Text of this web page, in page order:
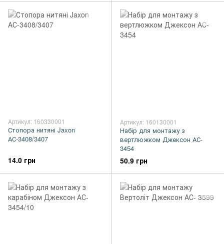
Артикул: 160330001
Стопора нитяні Jaxon
АС-3408/3407
14.0 грн
Артикул: 160130001
Набір для монтажу з
вертлюжком Джексон АС-
3454
50.9 грн